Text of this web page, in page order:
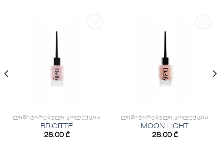
სურვილების
ᲚᲘᲛᲘᲢᲘᲠᲔᲑᲣᲚᲘ ᲙᲝᲚᲔᲥᲪᲘᲐ
BRIGITTE
28.00 ₾
სურვილების
ᲚᲘᲛᲘᲢᲘᲠᲔᲑᲣᲚᲘ ᲙᲝᲚᲔᲥᲪᲘᲐ
MOON LIGHT
28.00 ₾